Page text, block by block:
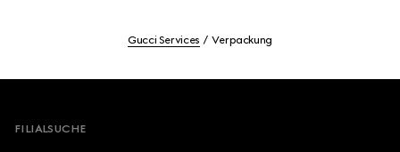
Gucci Services Verpackung
FILIALSUCHE